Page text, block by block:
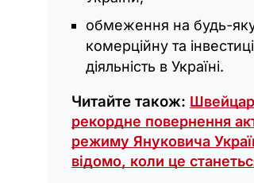
обмеження на будь-
комерційну та
діяльність в Україні.
Читайте також:
рекордне повернення
режиму Януковича
відомо, коли це